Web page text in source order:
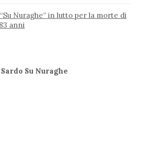
“Su Nuraghe” in lutto per la morte di
anni
Su Nuraghe